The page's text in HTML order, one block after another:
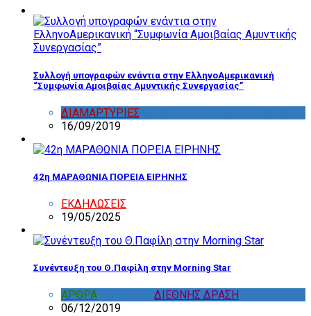
Συλλογή υπογραφών ενάντια στην ΕλληνοΑμερικανική
“Συμφωνία Αμοιβαίας Αμυντικής Συνεργασίας”
ΔΙΑΜΑΡΤΥΡΙΕΣ
16/09/2019
42η ΜΑΡΑΘΩΝΙΑ ΠΟΡΕΙΑ ΕΙΡΗΝΗΣ
ΕΚΔΗΛΩΣΕΙΣ
19/05/2025
Συνέντευξη του Θ.Παφίλη στην Morning Star
ΑΡΘΡΑ
ΔΙΕΘΝΗΣ ΔΡΑΣΗ
06/12/2019